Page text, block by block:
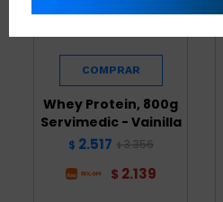
Whey Protein, 800g
Servimedic - Vainilla
$ 2.517 $ 3.356
$ 2.139